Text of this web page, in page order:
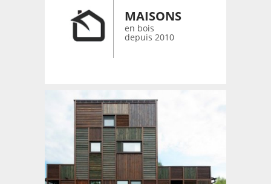
CONTACT
MAISONS
en bois
depuis 2010